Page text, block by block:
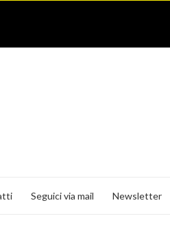
Seguici via mail Newsletter